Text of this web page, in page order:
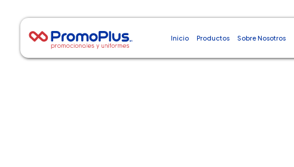
Inicio Productos Sobre Nosotros